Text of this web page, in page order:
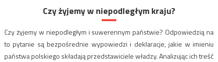
Czy żyjemy w niepodległym kraju?
Czy żyjemy w niepodległym i suwerennym państwie? Odpowiedzią na
to pytanie są bezpośrednie wypowiedzi i deklaracje, jakie w imieniu
państwa polskiego składają przedstawiciele władzy. Analizując ich treść